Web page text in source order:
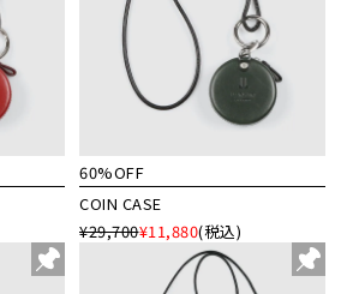
60%OFF
COIN CASE
¥29,700¥11,880(税込)